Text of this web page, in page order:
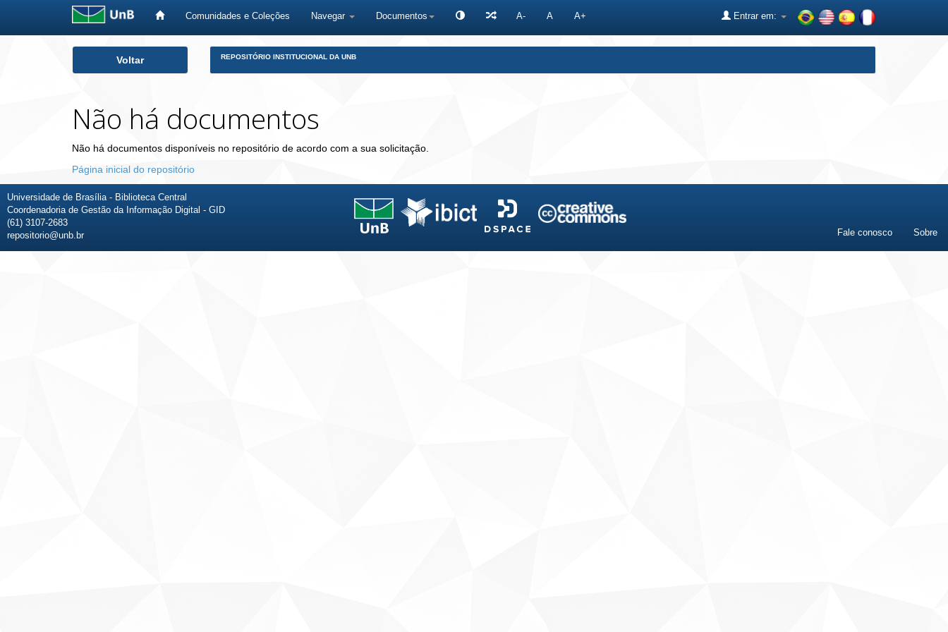
Comunidades e Coleções Navegar Documentos A- A A+ Entrar em:
Voltar REPOSITÓRIO INSTITUCIONAL DA UNB
Não há documentos
Não há documentos disponíveis no repositório de acordo com a sua solicitação.
Página inicial do repositório
Universidade de Brasília - Biblioteca Central
Coordenadoria de Gestão da Informação Digital - GID
(61) 3107-2683
repositorio@unb.br
Fale conosco Sobre